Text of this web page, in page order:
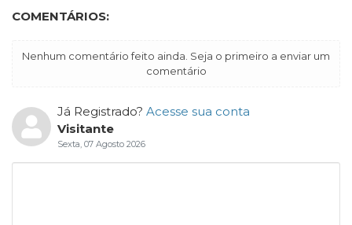
COMENTÁRIOS:
Nenhum comentário feito ainda. Seja o primeiro a enviar um
comentário
Já Registrado? Acesse sua conta
Visitante
Sexta, 07 Agosto 2026